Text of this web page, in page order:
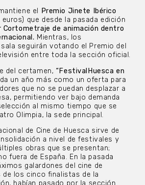
el
Premio Jinete Ibérico
que desde la pasada edición
Cortometraje de animación dentro
Mientras, los
seguirán votando el Premio del
entre toda la sección oficial.
del certamen, “FestivalHuesca en
un año más como un oferta para
que no se puedan desplazar a
permitiendo ver bajo demanda
al mismo tiempo que se
Olimpia, la sede principal.
de Cine de Huesca sirve de
a nivel de festivales y
obras que se presentan;
fuera de España. En la pasada
galardones del cine de
de los cinco finalistas de la
habían pasado por la sección